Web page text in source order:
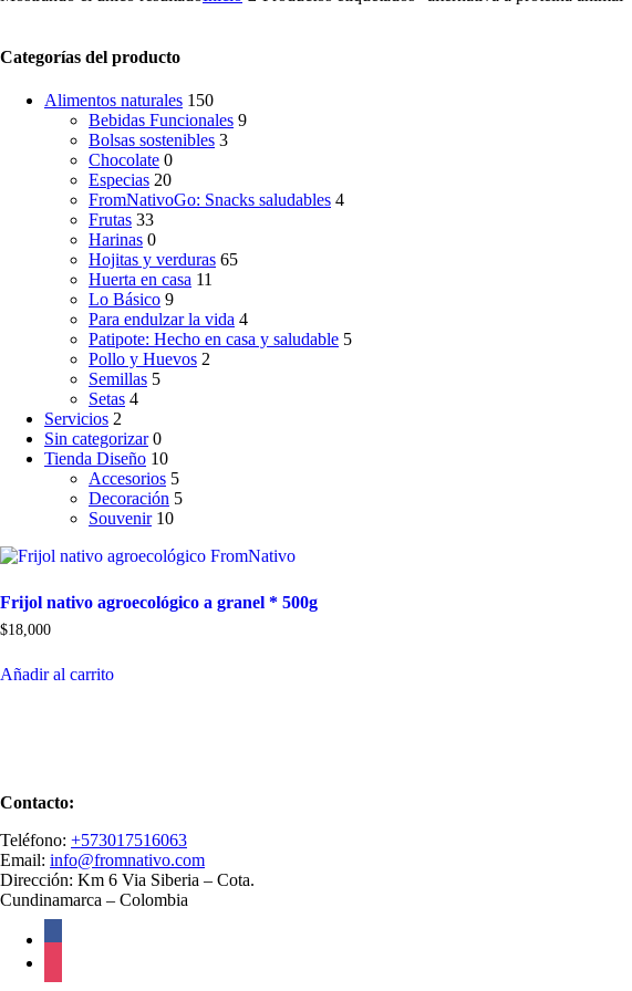
Categorías del producto
Alimentos naturales 150
Bebidas Funcionales 9
Bolsas sostenibles 3
Chocolate 0
Especias 20
FromNativoGo: Snacks saludables 4
Frutas 33
Harinas 0
Hojitas y verduras 65
Huerta en casa 11
Lo Básico 9
Para endulzar la vida 4
Patipote: Hecho en casa y saludable 5
Pollo y Huevos 2
Semillas 5
Setas 4
Servicios 2
Sin categorizar 0
Tienda Diseño 10
Accesorios 5
Decoración 5
Souvenir 10
Frijol nativo agroecológico a granel * 500g
$18,000
Añadir al carrito
Contacto:
Teléfono: +573017516063
Email: info@fromnativo.com
Dirección: Km 6 Via Siberia – Cota.
Cundinamarca – Colombia